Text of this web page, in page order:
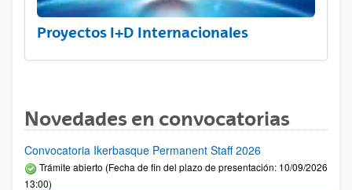
Proyectos I+D Internacionales
Novedades en convocatorias
Convocatoria Ikerbasque Permanent Staff 2026
Trámite abierto (Fecha de fin del plazo de presentación: 10/09/2026
13:00)